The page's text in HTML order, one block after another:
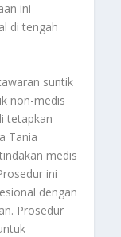
ini
di tengah
suntik
non-medis
tetapkan
Tania
medis
ini
dengan
Prosedur